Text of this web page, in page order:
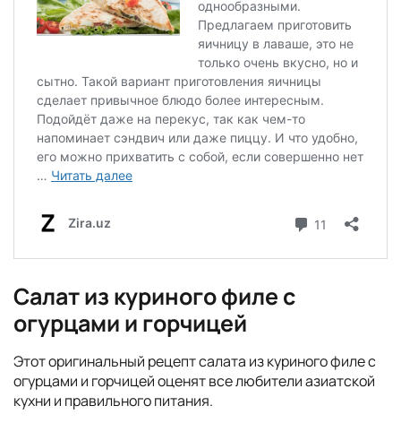
Салат из куриного филе с
огурцами и горчицей
Этот оригинальный рецепт салата из куриного филе с
огурцами и горчицей оценят все любители азиатской
кухни и правильного питания.